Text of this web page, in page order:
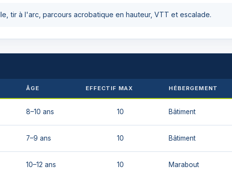
tir à l'arc, parcours acrobatique en hauteur, VTT et escalade.
ÂGE EFFECTIF MAX HÉBERGEMENT
8–10 ans 10 Bâtiment
7–9 ans 10 Bâtiment
10–12 ans 10 Marabout